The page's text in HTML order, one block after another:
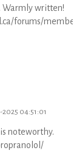
Warmly written!
forums/
04:51:01
noteworthy.